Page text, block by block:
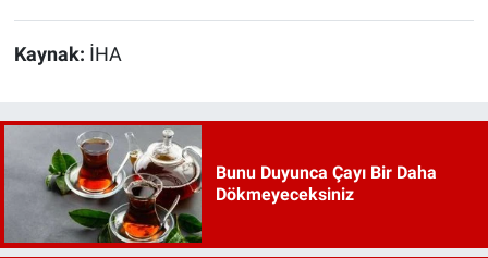
Kaynak: İHA
Bunu Duyunca Çayı Bir Daha
Dökmeyeceksiniz